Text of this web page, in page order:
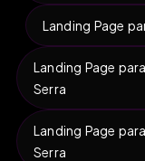
Landing Page
Landing Page
Serra
Landing Page
Serra